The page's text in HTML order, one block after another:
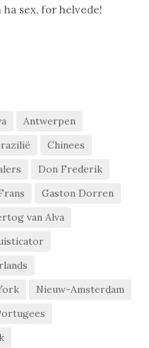
sex, for helvede!
Antwerpen
Chinees
Don Frederik
Gaston Dorren
van Alva
Nieuw-Amsterdam